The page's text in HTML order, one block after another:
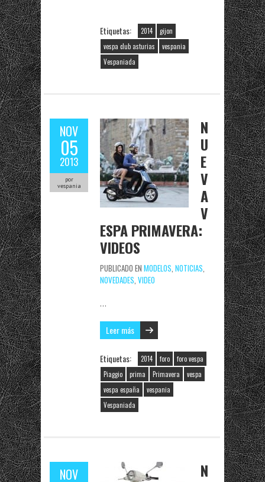
Etiquetas: 2014
gijon
vespa club asturias
vespania
Vespaniada
NOV
05
2013
por
vespania
N
U
E
V
A
V
ESPA PRIMAVERA:
VIDEOS
PUBLICADO EN MODELOS, NOTICIAS,
NOVEDADES, VIDEO
…
Leer más
Etiquetas: 2014 foro
foro vespa
Piaggio
prima Primavera
vespa
vespa españa
vespania
Vespaniada
NOV
N